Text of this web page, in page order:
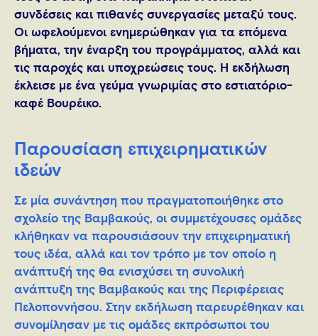
συνδέσεις και πιθανές συνεργασίες μεταξύ τους.
Οι ωφελούμενοι ενημερώθηκαν για τα επόμενα
βήματα, την έναρξη του προγράμματος, αλλά και
τις παροχές και υποχρεώσεις τους. Η εκδήλωση
έκλεισε με ένα γεύμα γνωριμίας στο εστιατόριο-
καφέ Βουρέικο.
Παρουσίαση επιχειρηματικών
ιδεών
Σε μία συνάντηση που πραγματοποιήθηκε στο
σχολείο της Βαμβακούς, οι συμμετέχουσες ομάδες
κλήθηκαν να παρουσιάσουν την επιχειρηματική
τους ιδέα, αλλά και τον τρόπο με τον οποίο η
ανάπτυξή της θα ενισχύσει τη συνολική
ανάπτυξη της Βαμβακούς και της Περιφέρειας
Πελοποννήσου. Στην εκδήλωση παρευρέθηκαν και
συνομίλησαν με τις ομάδες εκπρόσωποι του